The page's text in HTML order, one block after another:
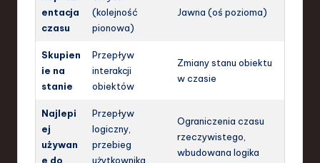
entacja
czasu
(kolejność
pionowa)
Jawna (oś pozioma)
Skupien
ie na
stanie
Przepływ
interakcji
obiektów
Zmiany stanu obiektu
w czasie
Najlepi
ej
używan
e do
Przepływ
logiczny,
przebieg
użytkownika
Ograniczenia czasu
rzeczywistego,
wbudowana logika